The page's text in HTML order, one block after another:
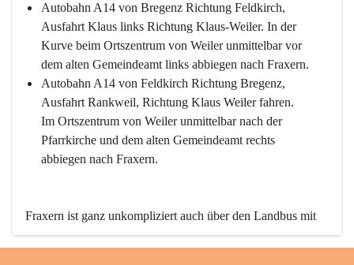
Autobahn A14 von Bregenz Richtung Feldkirch,
Ausfahrt Klaus links Richtung Klaus-Weiler. In der
Kurve beim Ortszentrum von Weiler unmittelbar vor
dem alten Gemeindeamt links abbiegen nach Fraxern.
Autobahn A14 von Feldkirch Richtung Bregenz,
Ausfahrt Rankweil, Richtung Klaus Weiler fahren.
Im Ortszentrum von Weiler unmittelbar nach der
Pfarrkirche und dem alten Gemeindeamt rechts
abbiegen nach Fraxern.
Fraxern ist ganz unkompliziert auch über den Landbus mit
den öffentlichen Verkehrsmitteln zu erreichen. Die Linie